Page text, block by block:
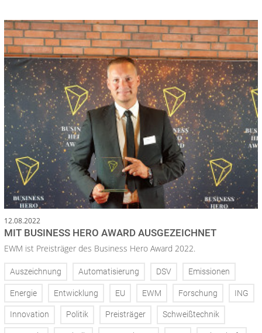
12.08.2022
MIT BUSINESS HERO AWARD AUSGEZEICHNET
EWM ist Preisträger des Business Hero Award 2022.
Auszeichnung Automatisierung DSV Emissionen
Energie Entwicklung EU EWM Forschung ING
Innovation Politik Preisträger Schweißtechnik